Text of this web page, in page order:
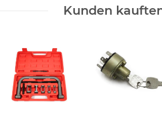
Kunden